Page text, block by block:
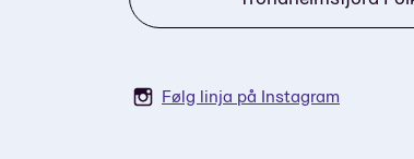
Følg linja på Instagram